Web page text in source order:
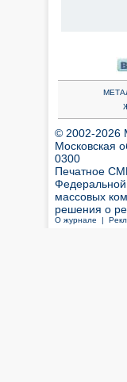
© 2002-2026
Московская
0300
Печатное
массовых
решения о
О журнале |